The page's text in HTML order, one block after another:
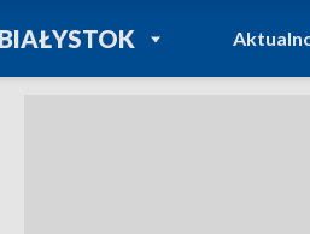
BIAŁYSTOKPOWRÓT DO
TVP REGIONY